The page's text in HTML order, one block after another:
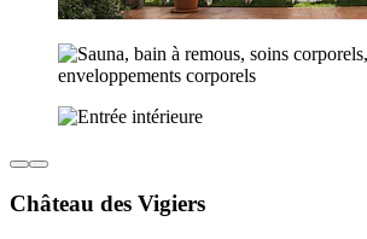
Château des Vigiers